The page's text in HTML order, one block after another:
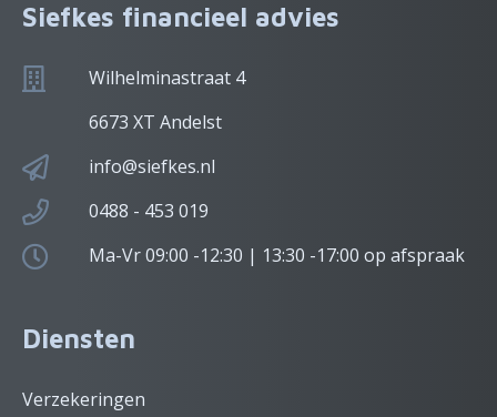
Siefkes financieel advies
Wilhelminastraat 4
6673 XT Andelst
info@siefkes.nl
0488 - 453 019
Ma-Vr 09:00 -12:30 | 13:30 -17:00 op afspraak
Diensten
Verzekeringen